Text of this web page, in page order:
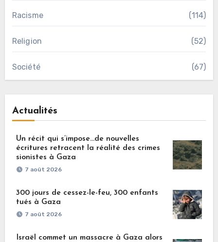
Racisme (114)
Religion (52)
Société (67)
Actualités
Un récit qui s’impose…de nouvelles
écritures retracent la réalité des crimes
sionistes à Gaza
7 août 2026
300 jours de cessez-le-feu, 300 enfants
tués à Gaza
7 août 2026
Israël commet un massacre à Gaza alors